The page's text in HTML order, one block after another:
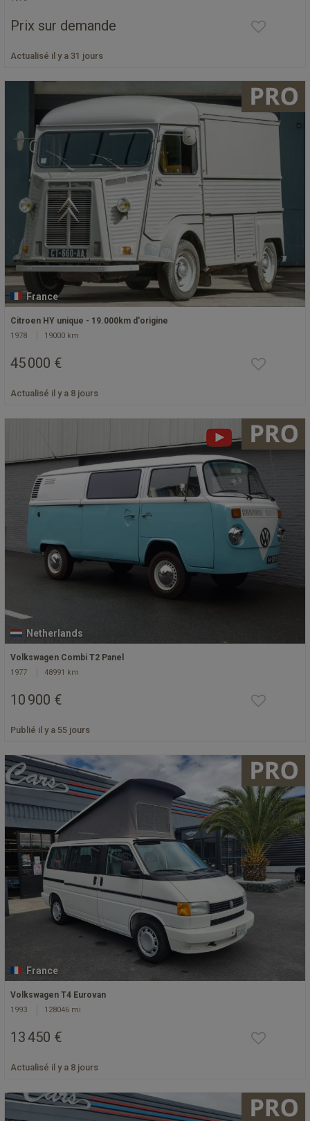
Prix sur demande
Actualisé il y a 31 jours
France
Citroen HY unique - 19.000km d'origine
1978 19000 km
45 000 €
Actualisé il y a 8 jours
Netherlands
Volkswagen Combi T2 Panel
1977 48991 km
10 900 €
Publié il y a 55 jours
France
Volkswagen T4 Eurovan
1993 128046 mi
13 450 €
Actualisé il y a 8 jours